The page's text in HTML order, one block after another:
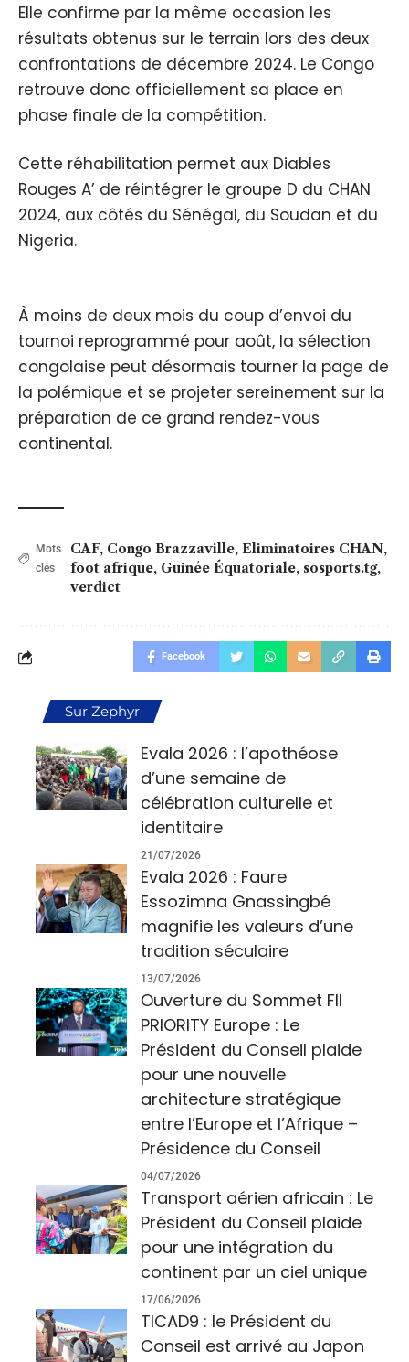
Elle confirme par la même occasion les
résultats obtenus sur le terrain lors des deux
confrontations de décembre 2024. Le Congo
retrouve donc officiellement sa place en
phase finale de la compétition.
Cette réhabilitation permet aux Diables
Rouges A’ de réintégrer le groupe D du CHAN
2024, aux côtés du Sénégal, du Soudan et du
Nigeria.
À moins de deux mois du coup d’envoi du
tournoi reprogrammé pour août, la sélection
congolaise peut désormais tourner la page de
la polémique et se projeter sereinement sur la
préparation de ce grand rendez-vous
continental.
Mots
clés
CAF, Congo Brazzaville, Eliminatoires CHAN,
foot afrique, Guinée Équatoriale, sosports.tg,
verdict
Facebook
Sur Zephyr
Evala 2026 : l’apothéose
d’une semaine de
célébration culturelle et
identitaire
21/07/2026
Evala 2026 : Faure
Essozimna Gnassingbé
magnifie les valeurs d’une
tradition séculaire
13/07/2026
Ouverture du Sommet FII
PRIORITY Europe : Le
Président du Conseil plaide
pour une nouvelle
architecture stratégique
entre l’Europe et l’Afrique –
Présidence du Conseil
04/07/2026
Transport aérien africain : Le
Président du Conseil plaide
pour une intégration du
continent par un ciel unique
17/06/2026
TICAD9 : le Président du
Conseil est arrivé au Japon